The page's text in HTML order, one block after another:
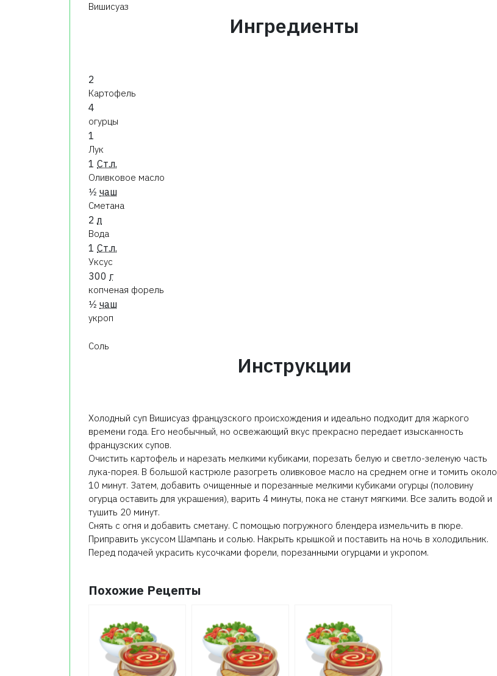
Вишисуаз
Ингредиенты
2
Картофель
4
огурцы
1
Лук
1 Ст.л.
Оливковое масло
1⁄2 чаш
Сметана
2л
Вода
1 Ст.л.
Уксус
300 г
копченая форель
1⁄2 чаш
укроп
Соль
Инструкции
Холодный суп Вишисуаз французского происхождения и идеально подходит для жаркого
времени года. Его необычный, но освежающий вкус прекрасно передает изысканность
французских супов.
Очистить картофель и нарезать мелкими кубиками, порезать белую и светло-зеленую часть
лука-порея. В большой кастрюле разогреть оливковое масло на среднем огне и томить около
10 минут. Затем, добавить очищенные и порезанные мелкими кубиками огурцы (половину
огурца оставить для украшения), варить 4 минуты, пока не станут мягкими. Все залить водой и
тушить 20 минут.
Снять с огня и добавить сметану. С помощью погружного блендера измельчить в пюре.
Приправить уксусом Шампань и солью. Накрыть крышкой и поставить на ночь в холодильник.
Перед подачей украсить кусочками форели, порезанными огурцами и укропом.
Похожие Рецепты